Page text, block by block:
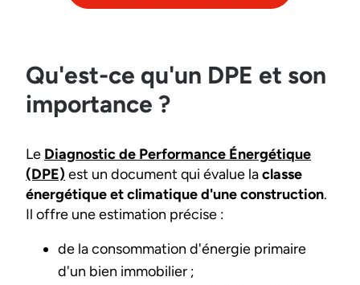
Qu'est-ce qu'un DPE et son
importance ?
Le Diagnostic de Performance Énergétique
(DPE) est un document qui évalue laclasse
énergétique et climatique d'une construction.
Il offre une estimation précise :
de la consommation d'énergie primaire
d'un bien immobilier ;